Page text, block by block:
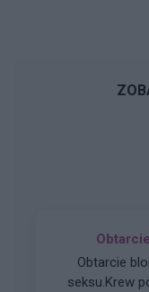
Obtarcie
seksu.Krew